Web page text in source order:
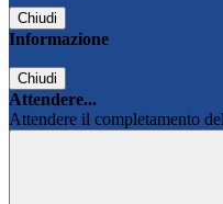
Chiudi
Informazione
Chiudi
Attendere...
Attendere il completamento